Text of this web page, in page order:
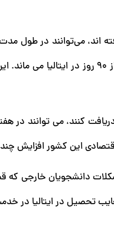
اند، می‌توانند در
دانشجویانی که در این کشور تحصیل می
اقتصادی این کشور
دانشجویان خارجی
تحصیل در ایتالیا در